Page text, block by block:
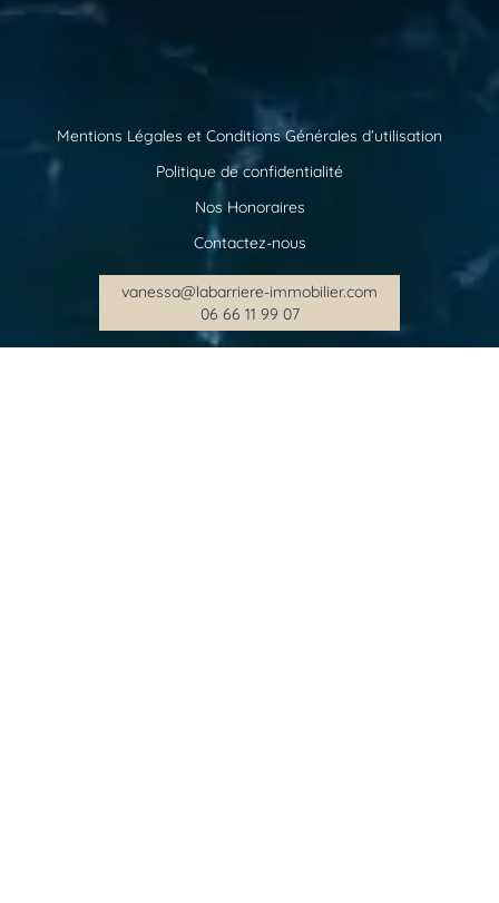
Mentions Légales et Conditions Générales d’utilisation
Politique de confidentialité
Nos Honoraires
Contactez-nous
vanessa@labarriere-immobilier.com
06 66 11 99 07